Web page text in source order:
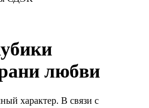
любви
характер. В связи с